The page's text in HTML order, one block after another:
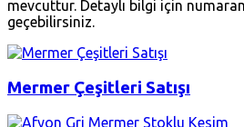
mevcuttur. Detaylı bilgi için
geçebilirsiniz.
Mermer Çeşitleri Satışı